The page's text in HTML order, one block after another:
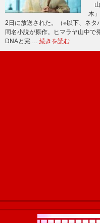
山
木
2日に放送された。（※以下、ネ
同名小説が原作。ヒマラヤ山中で
DNAと完 … 続きを読む